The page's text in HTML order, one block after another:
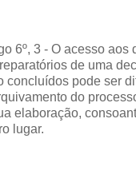
6º, 3 - O acesso aos
de uma
concluídos pode ser
do
elaboração,
lugar.